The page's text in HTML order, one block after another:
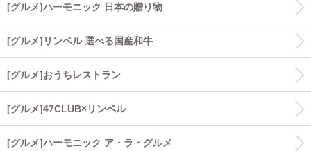
[グルメ]ハーモニック 日本の贈り物
[グルメ]リンベル 選べる国産和牛
[グルメ]おうちレストラン
[グルメ]47CLUB×リンベル
[グルメ]ハーモニック ア・ラ・グルメ